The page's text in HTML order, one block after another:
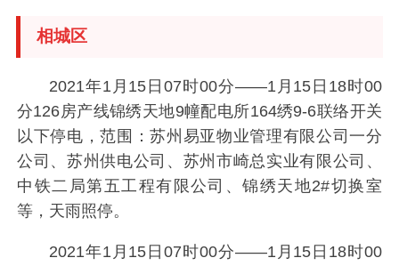
相城区
2021年1月15日07时00分——1月15日18时00
分126房产线锦绣天地9幢配电所164绣9-6联络开关
以下停电，范围：苏州易亚物业管理有限公司一分
公司、苏州供电公司、苏州市崎总实业有限公司、
中铁二局第五工程有限公司、锦绣天地2#切换室
等，天雨照停。
2021年1月15日07时00分——1月15日18时00